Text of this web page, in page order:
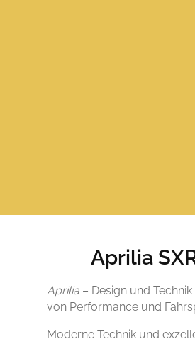
Aprilia
Aprilia– Design und
von Performance und
Moderne Technik und